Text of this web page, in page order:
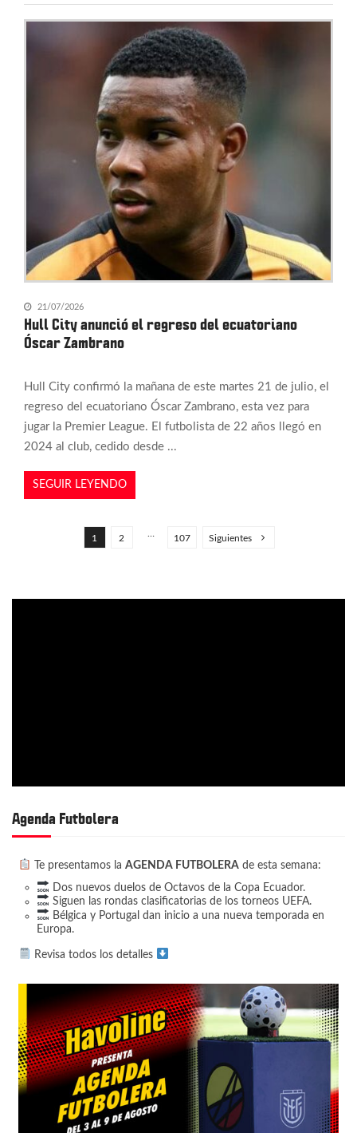
21/07/2026
Hull City anunció el regreso del ecuatoriano
Óscar Zambrano
Hull City confirmó la mañana de este martes 21 de julio, el
regreso del ecuatoriano Óscar Zambrano, esta vez para
jugar la Premier League. El futbolista de 22 años llegó en
2024 al club, cedido desde ...
SEGUIR LEYENDO
n
e
t
r
d
s
1 2 107 Siguientes
Agenda Futbolera
Te presentamos la AGENDA FUTBOLERAde esta semana:
Dos nuevos duelos de Octavos de la Copa Ecuador.
Siguen las rondas clasificatorias de los torneos UEFA.
Bélgica y Portugal dan inicio a una nueva temporada en
Europa.
Revisa todos los detalles